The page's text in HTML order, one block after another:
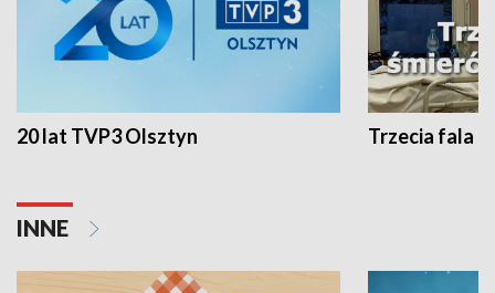
20 lat TVP3 Olsztyn Trzecia fala -
INNE